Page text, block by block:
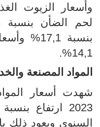
وأسعار
الزيوت
لحم الضأن بنسبة
بنسبة 17,1%
14,1%.
المواد المصنعة
شهدت أسعار
2023 ارتفاع بنسبة
السنوي ويعود ذلك